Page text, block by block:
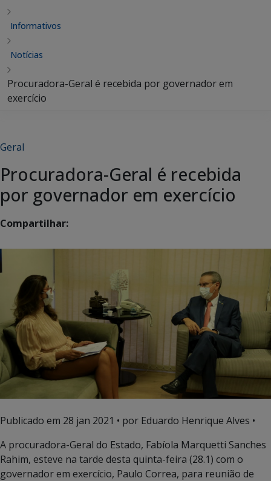
Informativos
Notícias
Procuradora-Geral é recebida por governador em
exercício
Geral
Procuradora-Geral é recebida
por governador em exercício
Compartilhar:
Publicado em 28 jan 2021 • por Eduardo Henrique Alves •
A procuradora-Geral do Estado, Fabíola Marquetti Sanches
Rahim, esteve na tarde desta quinta-feira (28.1) com o
governador em exercício, Paulo Correa, para reunião de